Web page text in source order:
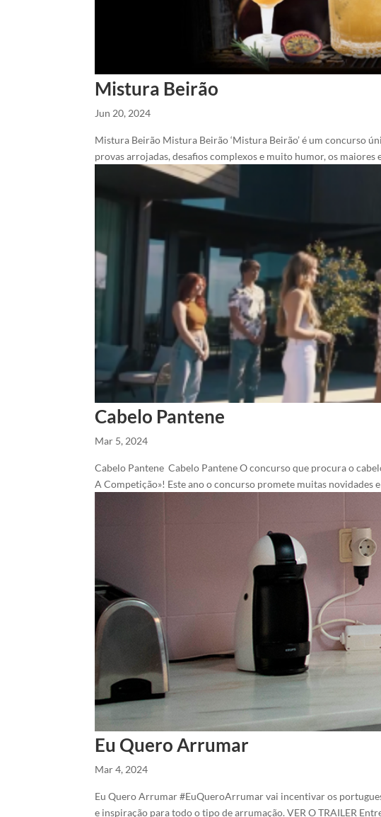
Mistura Beirão
Jun 20, 2024
Mistura Beirão Mistura Beirão ‘Mistura Beirão’ é um concurso
provas arrojadas, desafios complexos e muito humor, os maiores
Cabelo Pantene
Mar 5, 2024
Cabelo Pantene Cabelo Pantene O concurso que procura o
A Competição»! Este ano o concurso promete muitas novidades e
Eu Quero Arrumar
Mar 4, 2024
Eu Quero Arrumar #EuQueroArrumar vai incentivar os
e inspiração para todo o tipo de arrumação. VER O TRAILER